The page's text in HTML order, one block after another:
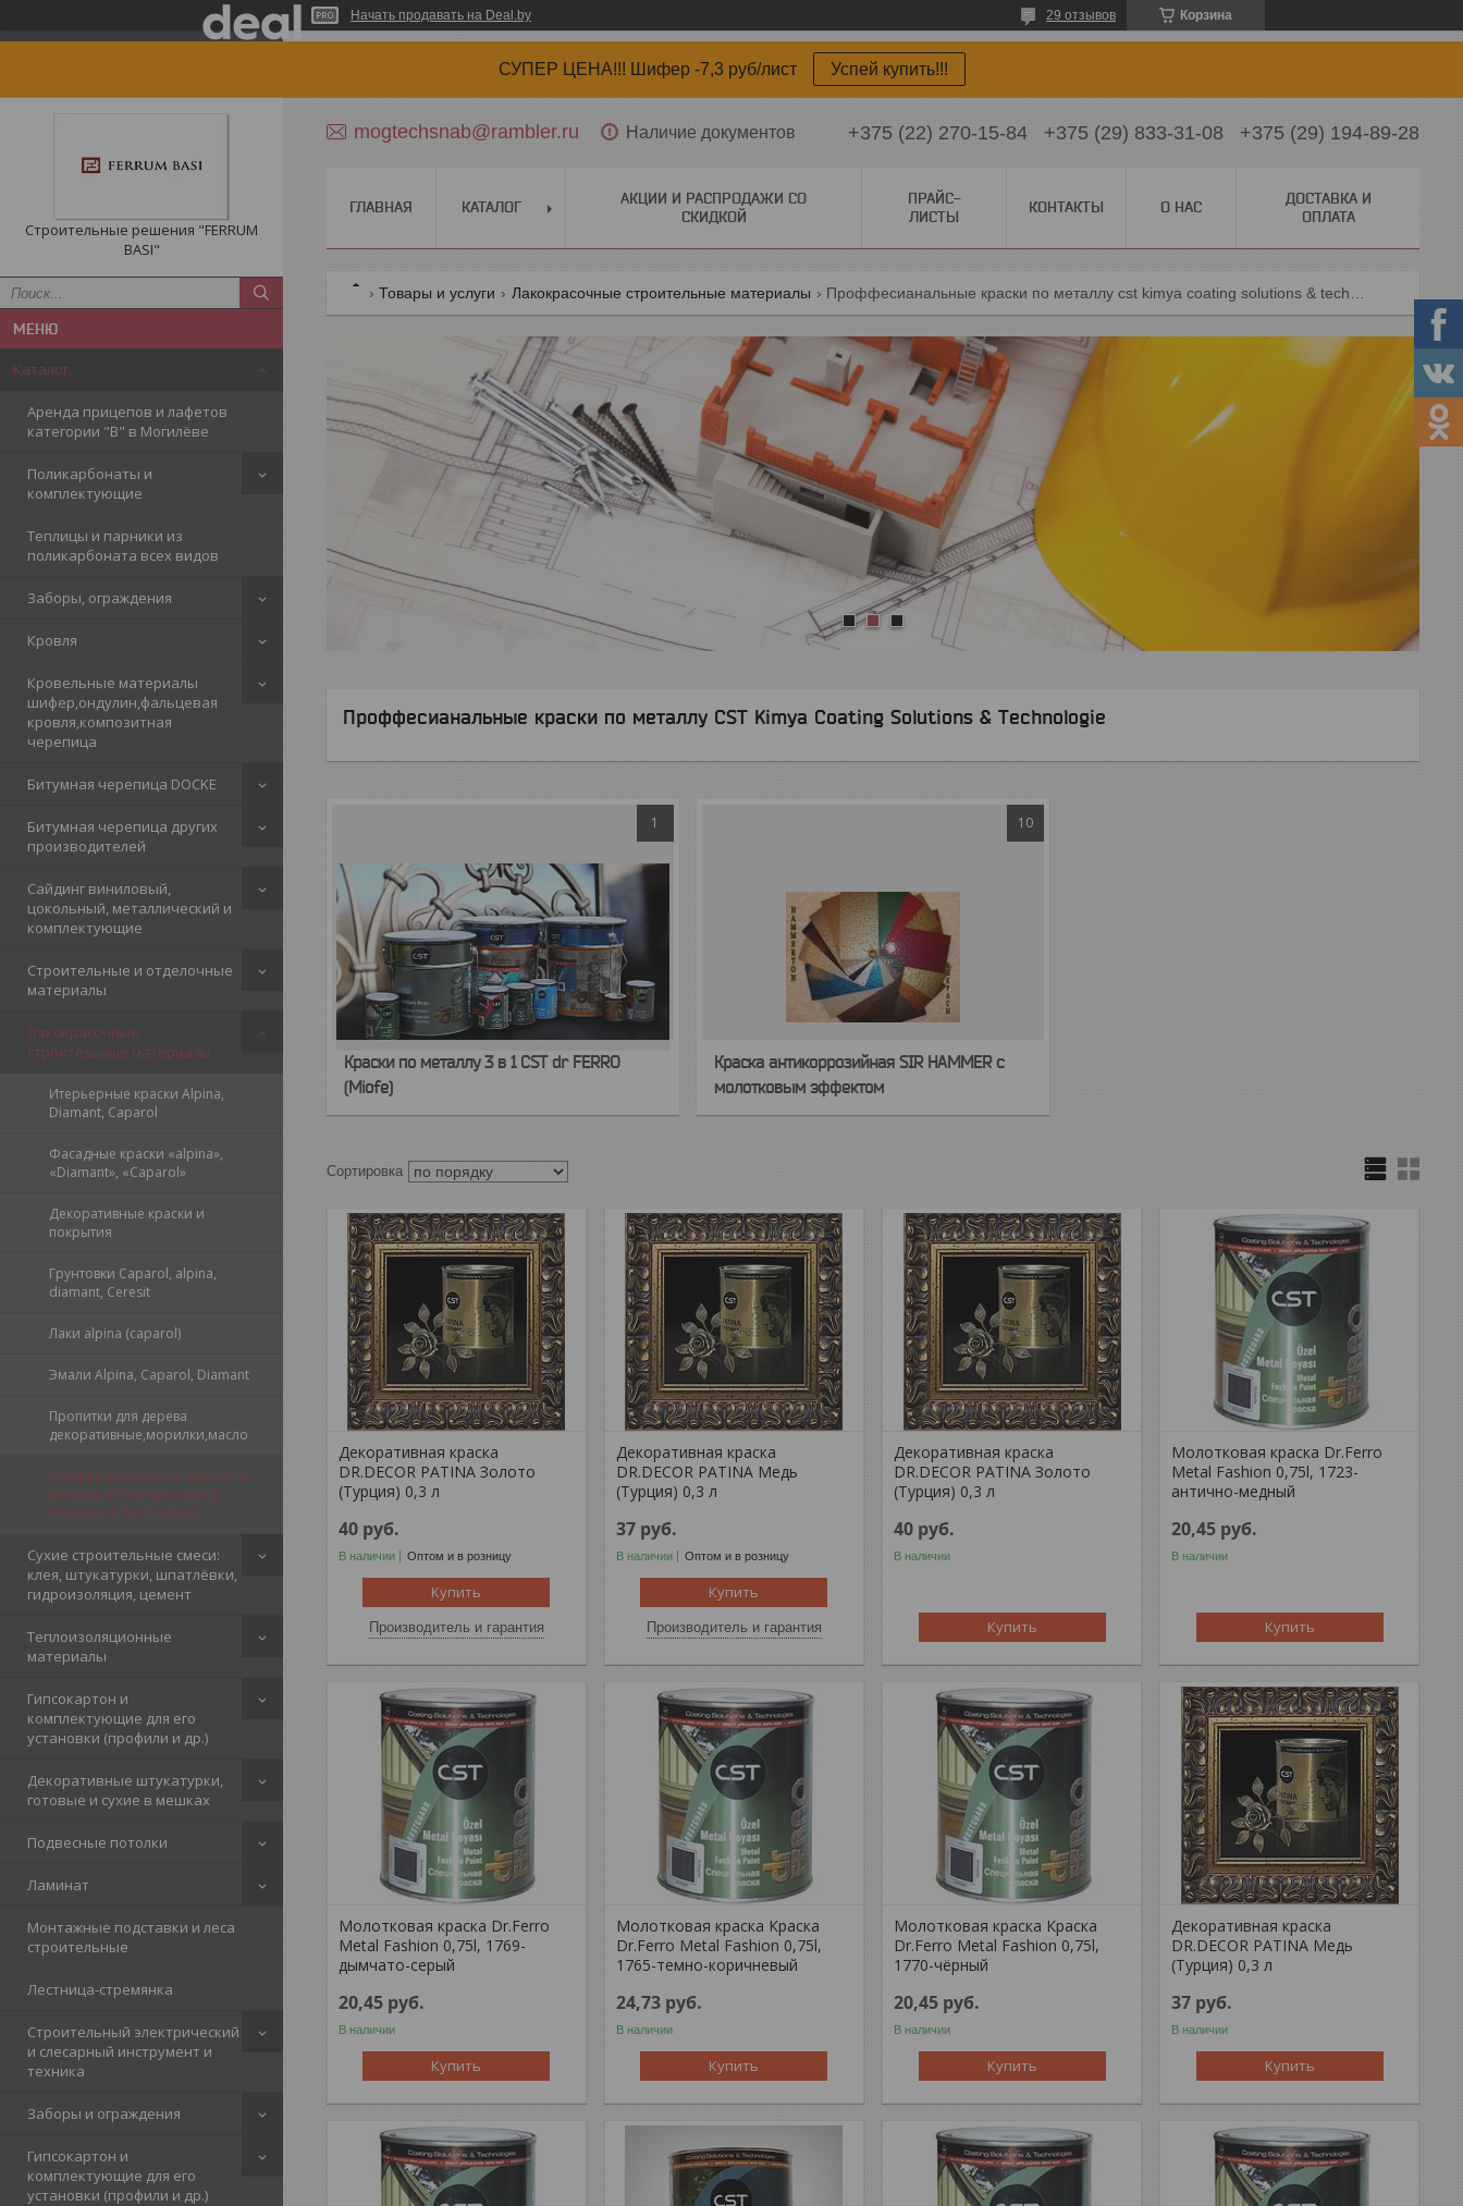
Начать продавать на Deal.by Корзина
29 отзывов
СУПЕР ЦЕНА!!! Шифер -7,3 руб/лист Успей купить!!!
Строительные решения "FERRUM
BASI"
Каталог
Аренда прицепов и лафетов
категории "B" в Могилёве
Поликарбонаты и
комплектующие
Теплицы и парники из
поликарбоната всех видов
Заборы, ограждения
Кровля
Кровельные материалы
шифер,ондулин,фальцевая
кровля,композитная
черепица
Битумная черепица DOCKE
Битумная черепица других
производителей
Сайдинг виниловый,
цокольный, металлический и
комплектующие
Строительные и отделочные
материалы
Лакокрасочные
строительные материалы
Итерьерные краски Alpina,
Diamant, Caparol
Фасадные краски «alpina»,
«Diamant», «Caparol»
Декоративные краски и
покрытия
Грунтовки Caparol, alpina,
diamant, Ceresit
Лаки alpina (caparol)
Эмали Alpina, Caparol, Diamant
Пропитки для дерева
декоративные,морилки,масло
Проффесианальные краски по
металлу CST Kimya Coating
Solutions & Technologie
Сухие строительные смеси:
клея, штукатурки, шпатлёвки,
гидроизоляция, цемент
Теплоизоляционные
материалы
Гипсокартон и
комплектующие для его
установки (профили и др.)
Декоративные штукатурки,
готовые и сухие в мешках
Подвесные потолки
Ламинат
Монтажные подставки и леса
строительные
Лестница-стремянка
Строительный электрический
и слесарный инструмент и
техника
Заборы и ограждения
Гипсокартон и
комплектующие для его
установки (профили и др.)
mogtechsnab@rambler.ru Наличие документов +375 (22) 270-15-84 +375 (29) 833-31-08 +375 (29) 194-89-28
ГЛАВНАЯ КАТАЛОГ
АКЦИИ И РАСПРОДАЖИ СО
СКИДКОЙ
ПРАЙС-
ЛИСТЫ
КОНТАКТЫ О НАС
ДОСТАВКА И
ОПЛАТА
Товары и услуги Лакокрасочные строительные материалы
Проффесианальные краски по металлу CST Kimya Coating Solutions & Technologie
1
Краски по металлу 3 в 1 CST dr FERRO
(Miofe)
10
Краска антикоррозийная SIR HAMMER с
молотковым эффектом
Декоративная краска
DR.DECOR PATINA Золото
(Турция) 0,3 л
40 руб.
В наличии Оптом и в розницу
Купить
Производитель и гарантия
Декоративная краска
DR.DECOR PATINA Медь
(Турция) 0,3 л
37 руб.
В наличии Оптом и в розницу
Купить
Производитель и гарантия
Декоративная краска
DR.DECOR PATINA Золото
(Турция) 0,3 л
40 руб.
В наличии
Купить
Молотковая краска Dr.Ferro
Metal Fashion 0,75l, 1723-
антично-медный
20,45 руб.
В наличии
Купить
Молотковая краска Dr.Ferro
Metal Fashion 0,75l, 1769-
дымчато-серый
20,45 руб.
В наличии
Купить
Молотковая краска Краска
Dr.Ferro Metal Fashion 0,75l,
1765-темно-коричневый
24,73 руб.
В наличии
Купить
Молотковая краска Краска
Dr.Ferro Metal Fashion 0,75l,
1770-чёрный
20,45 руб.
В наличии
Купить
Декоративная краска
DR.DECOR PATINA Медь
(Турция) 0,3 л
37 руб.
В наличии
Купить